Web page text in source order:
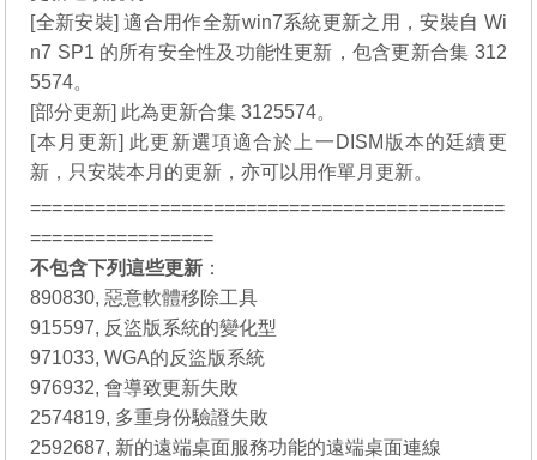
[全新安裝] 適合用作全新win7系統更新之用，安裝自 Wi
n7 SP1 的所有安全性及功能性更新，包含更新合集 312
5574。
[部分更新] 此為更新合集 3125574。
[本月更新] 此更新選項適合於上一DISM版本的廷續更
新，只安裝本月的更新，亦可以用作單月更新。
============================================
=================
不包含下列這些更新 ：
890830, 惡意軟體移除工具
915597, 反盜版系統的變化型
971033, WGA的反盜版系統
976932, 會導致更新失敗
2574819, 多重身份驗證失敗
2592687, 新的遠端桌面服務功能的遠端桌面連線